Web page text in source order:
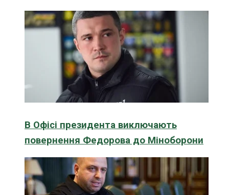
В Офісі президента виключають
повернення Федорова до Міноборони